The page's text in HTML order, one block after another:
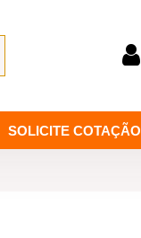
SOLICITE COTAÇÃO